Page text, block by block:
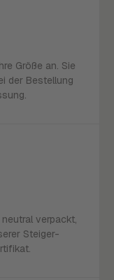
Größe an. Sie
der Bestellung
verpackt,
Steiger-